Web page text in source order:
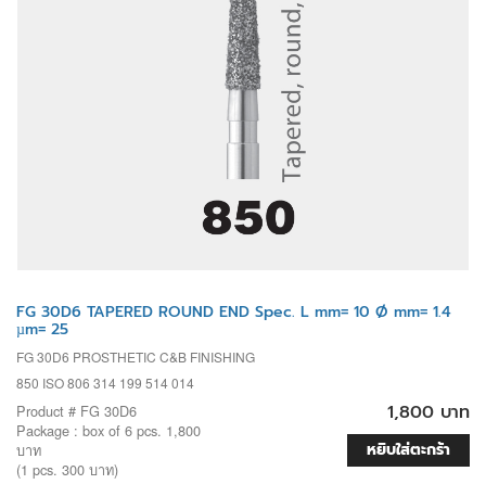
FG 30D6 TAPERED ROUND END Spec. L mm= 10 Ø mm= 1.4
µm= 25
FG 30D6 PROSTHETIC C&B FINISHING
850 ISO 806 314 199 514 014
Product # FG 30D6
Package : box of 6 pcs. 1,800
บาท
(1 pcs. 300 บาท)
1,800 บาท
หยิบใส่ตะกร้า